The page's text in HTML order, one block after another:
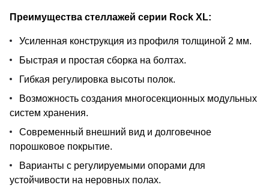
Преимущества стеллажей серии Rock XL:
Усиленная конструкция из профиля толщиной 2 мм.
Быстрая и простая сборка на болтах.
Гибкая регулировка высоты полок.
Возможность создания многосекционных модульных
систем хранения.
Современный внешний вид и долговечное
порошковое покрытие.
Варианты с регулируемыми опорами для
устойчивости на неровных полах.